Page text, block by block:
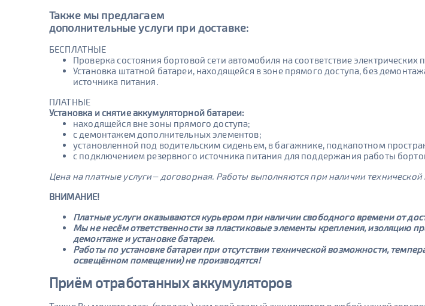
Также мы предлагаем
дополнительные услуги при доставке:
БЕСПЛАТНЫЕ
Проверка состояния бортовой сети автомобиля на соответствие
Установка штатной батареи, находящейся в зоне прямого доступа, без
источника питания.
ПЛАТНЫЕ
Установка и снятие аккумуляторной батареи:
находящейся вне зоны прямого доступа;
с демонтажем дополнительных элементов;
установленной под водительским сиденьем, в багажнике, подкапотном
с подключением резервного источника питания для поддержания работы
Цена на платные услуги – договорная. Работы выполняются при наличии
ВНИМАНИЕ!
Платные услуги оказываются курьером при наличии свободного времени от
Мы не несём ответственности за пластиковые элементы крепления, изоляцию
демонтаже и установке батареи.
Работы по установке батареи при отсутствии технической возможности,
освещённом помещении) не производятся!
Приём отработанных аккумуляторов